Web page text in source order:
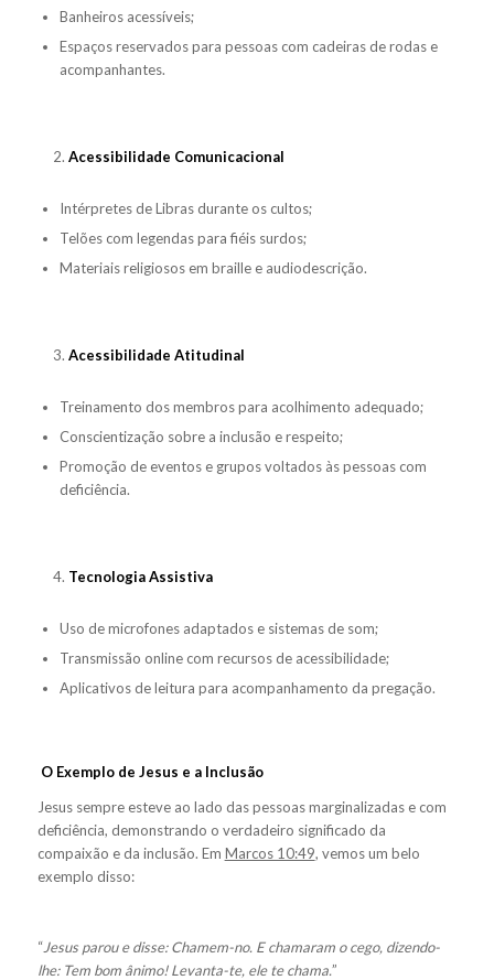
Banheiros acessíveis;
Espaços reservados para pessoas com cadeiras de rodas e
acompanhantes.
Acessibilidade Comunicacional
Intérpretes de Libras durante os cultos;
Telões com legendas para fiéis surdos;
Materiais religiosos em braille e audiodescrição.
Acessibilidade Atitudinal
Treinamento dos membros para acolhimento adequado;
Conscientização sobre a inclusão e respeito;
Promoção de eventos e grupos voltados às pessoas com
deficiência.
Tecnologia Assistiva
Uso de microfones adaptados e sistemas de som;
Transmissão online com recursos de acessibilidade;
Aplicativos de leitura para acompanhamento da pregação.
O Exemplo de Jesus e a Inclusão
Jesus sempre esteve ao lado das pessoas marginalizadas e com
deficiência, demonstrando o verdadeiro significado da
compaixão e da inclusão. Em Marcos 10:49, vemos um belo
exemplo disso:
“Jesus parou e disse: Chamem-no. E chamaram o cego, dizendo-
lhe: Tem bom ânimo! Levanta-te, ele te chama.”